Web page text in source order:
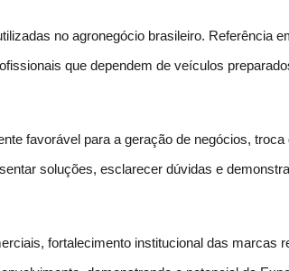
no agronegócio brasileiro. Referência
que dependem de veículos
favorável para a geração de negócios,
soluções, esclarecer dúvidas e
fortalecimento institucional das marcas